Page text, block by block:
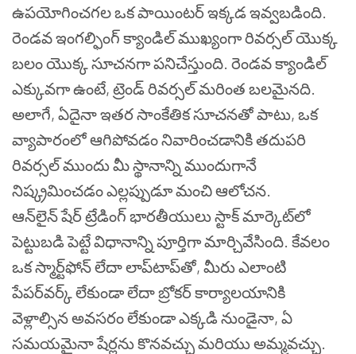
ఉపయోగించగల ఒక పాయింటర్ ఇక్కడ ఇవ్వబడింది.
రెండవ ఇంగల్ఫింగ్ క్యాండిల్ ముఖ్యంగా రివర్సల్ యొక్క
బలం యొక్క సూచనగా పనిచేస్తుంది. రెండవ క్యాండిల్
ఎక్కువగా ఉంటే, ట్రెండ్ రివర్సల్ మరింత బలమైనది.
అలాగే, ఏదైనా ఇతర సాంకేతిక సూచనతో పాటు, ఒక
వ్యాపారంలో ఆగిపోవడం నివారించడానికి తదుపరి
రివర్సల్ ముందు మీ స్థానాన్ని ముందుగానే
నిష్క్రమించడం ఎల్లప్పుడూ మంచి ఆలోచన.
ఆన్‌లైన్ షేర్ ట్రేడింగ్ భారతీయులు స్టాక్ మార్కెట్‌లో
పెట్టుబడి పెట్టే విధానాన్ని పూర్తిగా మార్చివేసింది. కేవలం
ఒక స్మార్ట్‌ఫోన్ లేదా లాప్‌టాప్‌తో, మీరు ఎలాంటి
పేపర్‌వర్క్ లేకుండా లేదా బ్రోకర్ కార్యాలయానికి
వెళ్లాల్సిన అవసరం లేకుండా ఎక్కడి నుండైనా, ఏ
సమయమైనా షేర్లను కొనవచ్చు మరియు అమ్మవచ్చు.